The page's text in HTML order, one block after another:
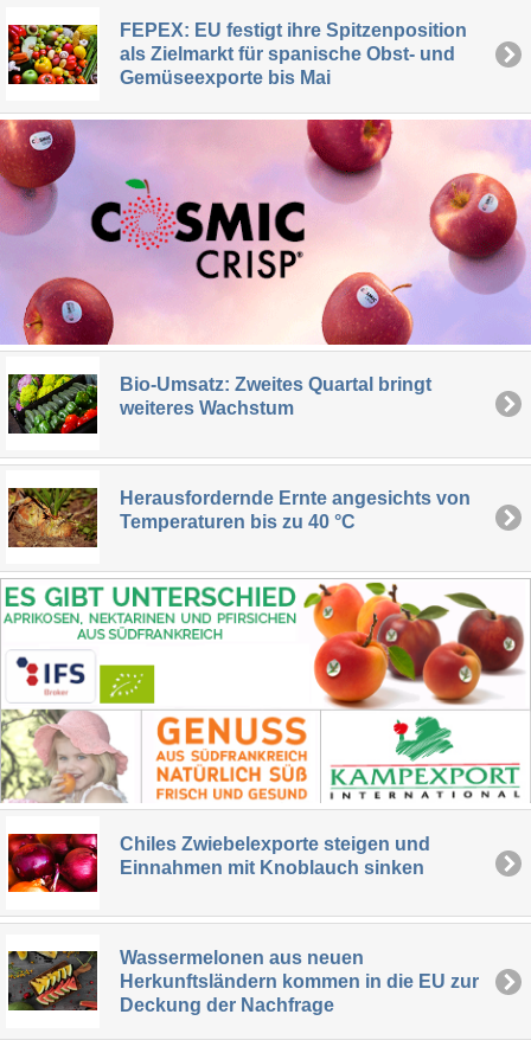
FEPEX: EU festigt ihre Spitzenposition
als Zielmarkt für spanische Obst- und
Gemüseexporte bis Mai
Bio-Umsatz: Zweites Quartal bringt
weiteres Wachstum
Herausfordernde Ernte angesichts von
Temperaturen bis zu 40 °C
Chiles Zwiebelexporte steigen und
Einnahmen mit Knoblauch sinken
Wassermelonen aus neuen
Herkunftsländern kommen in die EU zur
Deckung der Nachfrage